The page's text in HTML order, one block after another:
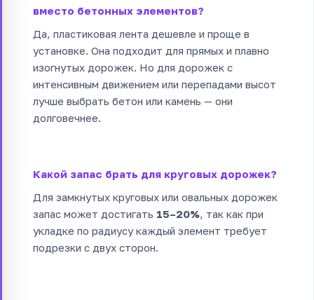
вместо бетонных элементов?
Да, пластиковая лента дешевле и проще в
установке. Она подходит для прямых и плавно
изогнутых дорожек. Но для дорожек с
интенсивным движением или перепадами высот
лучше выбрать бетон или камень — они
долговечнее.
Какой запас брать для круговых дорожек?
Для замкнутых круговых или овальных дорожек
запас может достигать 15–20%, так как при
укладке по радиусу каждый элемент требует
подрезки с двух сторон.